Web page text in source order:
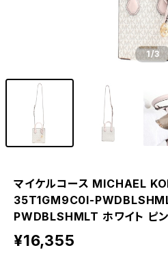
1/3
マイケルコース MICHAEL
35T1GM9C0I-
PWDBLSHMLT ホワイト ピ
¥16,355